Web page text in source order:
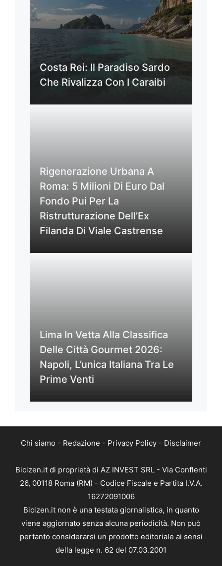
Costa Rei: Il Paradiso Sardo
Che Rivalizza Con I Caraibi
Rigenerazione Urbana A
Roma: 5 Milioni Di Euro Dal
Fondo Pui Per La
Ristrutturazione Dell’Ex
Filanda Di Viale Castrense
Lima In Vetta Alla Classifica
Delle Città Gourmet 2026:
Napoli, L’unica Italiana Tra Le
Prime Venti
Chi siamo - Redazione - Privacy Policy - Disclaimer
Bicizen.it di proprietà di AZ INVEST SRL - Via Conflenti
26, 00118 Roma (RM) - Codice Fiscale e Partita I.V.A.
16272091006
Bicizen.it non è una testata giornalistica, in quanto
viene aggiornato senza alcuna periodicità. Non può
pertanto considerarsi un prodotto editoriale ai sensi
della legge n. 62 del 07.03.2001